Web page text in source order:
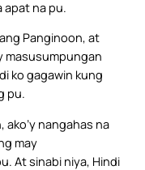
apat na pu.
Panginoon, at
masusumpungan
ko gagawin kung
pu.
nangahas na
may
At sinabi niya, Hindi